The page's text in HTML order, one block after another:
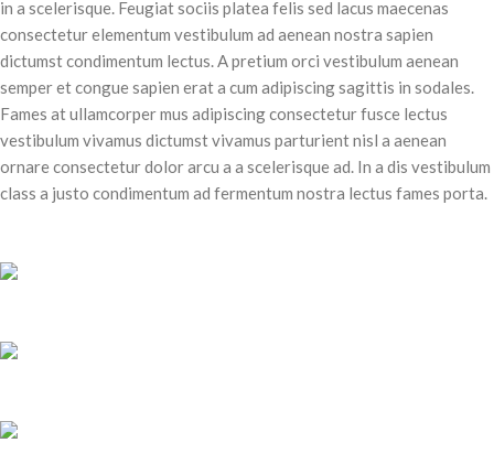
in a scelerisque. Feugiat sociis platea felis sed lacus maecenas
consectetur elementum vestibulum ad aenean nostra sapien
dictumst condimentum lectus. A pretium orci vestibulum aenean
semper et congue sapien erat a cum adipiscing sagittis in sodales.
Fames at ullamcorper mus adipiscing consectetur fusce lectus
vestibulum vivamus dictumst vivamus parturient nisl a aenean
ornare consectetur dolor arcu a a scelerisque ad. In a dis vestibulum
class a justo condimentum ad fermentum nostra lectus fames porta.